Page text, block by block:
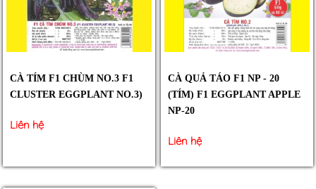
CÀ TÍM F1 CHÙM NO.3 F1
CLUSTER EGGPLANT NO.3)
Liên hệ
CÀ QUẢ TÁO F1 NP - 20
(TÍM) F1 EGGPLANT APPLE
NP-20
Liên hệ